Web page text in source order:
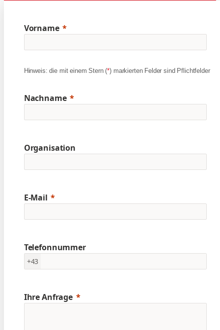
Vorname
Hinweis: die mit einem Stern (*) markierten Felder sind Pflichtfelder
Nachname
Organisation
E-Mail
Telefonnummer
+43
Ihre Anfrage